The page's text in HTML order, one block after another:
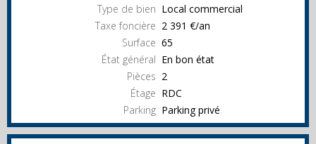
Type de bien Local commercial
Taxe foncière 2 391 €/an
Surface 65
État général En bon état
Pièces 2
Étage RDC
Parking Parking privé